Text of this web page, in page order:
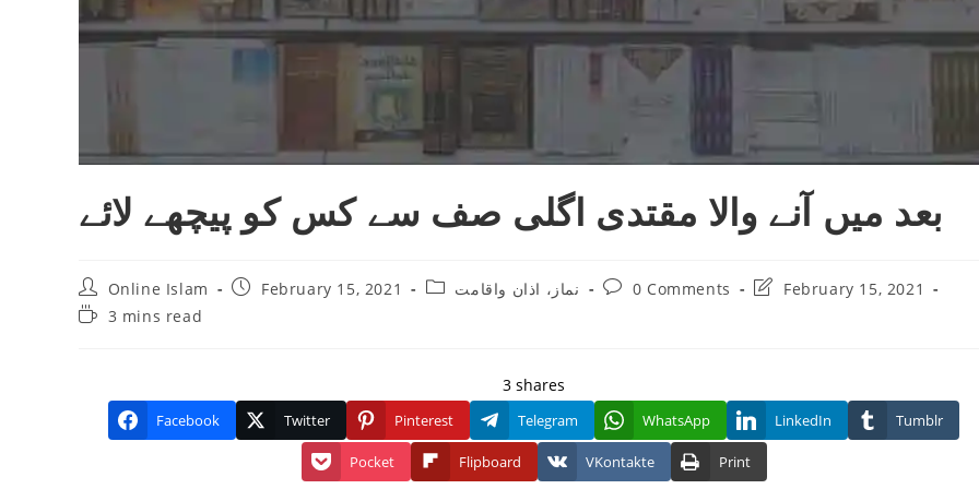
بعد میں آنے والا مقتدی اگلی صف سے کس کو پیچھے لائے
Post
author:
Online Islam
PostFebruary 15, 2021
Postنماز، اذان واقامت
Post0 Comments
PostFebruary 15, 2021
Reading3 mins read
3 shares
Facebook Twitter Pinterest Telegram WhatsApp LinkedIn Tumblr
Pocket Flipboard VKontakte Print